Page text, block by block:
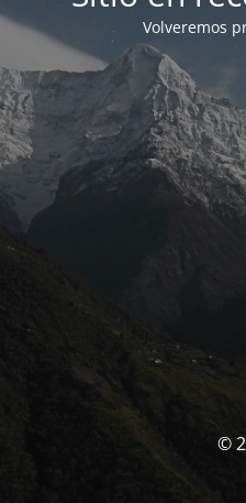
Volveremos
©